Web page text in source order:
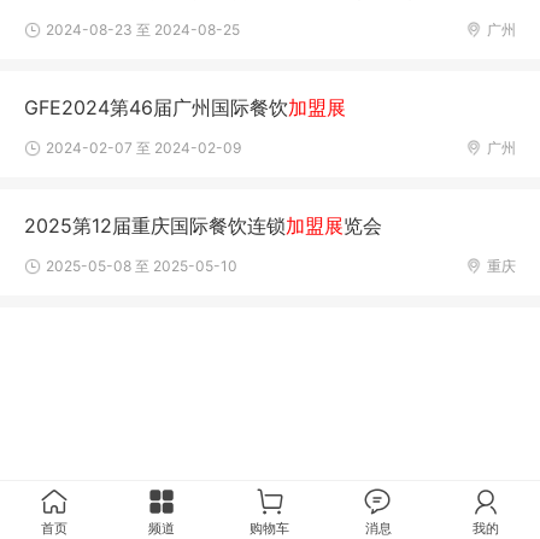
广州
2024-08-23 至 2024-08-25
GFE2024第46届广州国际餐饮加盟展
广州
2024-02-07 至 2024-02-09
2025第12届重庆国际餐饮连锁加盟展览会
重庆
2025-05-08 至 2025-05-10
首页 频道 购物车 消息 我的